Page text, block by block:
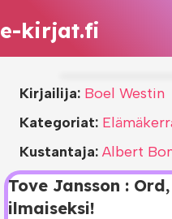
e-kirjat.fi
Tove Jansson :
ilmaiseksi!
Kirjailija: Boel Westin
Kategoriat:
Kustantaja: Albert